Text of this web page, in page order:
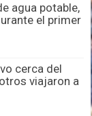
agua potable,
el primer
cerca del
viajaron a